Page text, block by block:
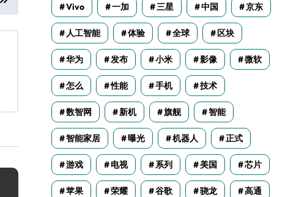
Vivo 一加 三星 中国 京东
人工智能 体验 全球 区块
华为 发布 小米 影像 微软
怎么 性能 手机 技术
数智网 新机 旗舰 智能
智能家居 曝光 机器人 正式
游戏 电视 系列 美国 芯片
苹果 荣耀 谷歌 骁龙 高通